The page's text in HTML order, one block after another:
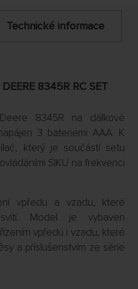
Technické informace
8345R RC SET
8345R na dálkové
3 bateriemi AAA. K
který je součástí setu
SIKU na frekvenci
vpředu a vzadu, které
Model je vybaven
vpředu i vzadu, které
a příslušenstvím ze série